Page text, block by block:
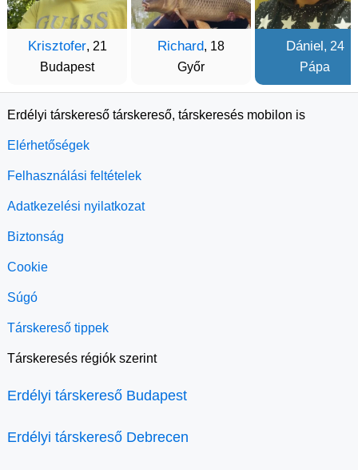
Krisztofer, 21
Budapest
Richard, 18
Győr
Dániel, 24
Pápa
Erdélyi társkereső társkereső, társkeresés mobilon is
Elérhetőségek
Felhasználási feltételek
Adatkezelési nyilatkozat
Biztonság
Cookie
Súgó
Társkereső tippek
Társkeresés régiók szerint
Erdélyi társkereső Budapest
Erdélyi társkereső Debrecen